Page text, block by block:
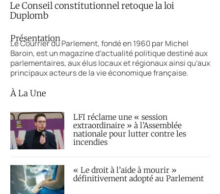
Le Conseil constitutionnel retoque la loi
Duplomb
Présentation
Le Courrier du Parlement, fondé en 1960 par Michel
Baroin, est un magazine d’actualité politique destiné aux
parlementaires, aux élus locaux et régionaux ainsi qu’aux
principaux acteurs de la vie économique française.
À La Une
LFI réclame une « session
extraordinaire » à l’Assemblée
nationale pour lutter contre les
incendies
« Le droit à l’aide à mourir »
définitivement adopté au Parlement